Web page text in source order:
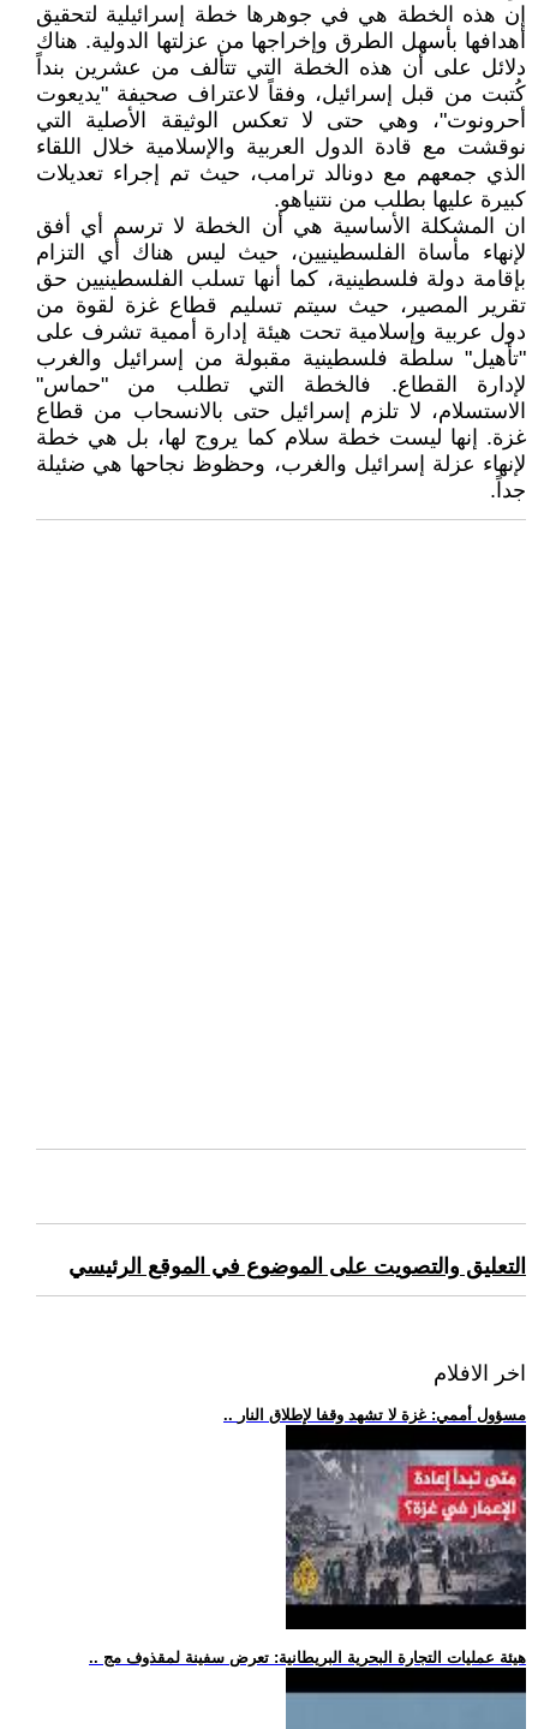
إن هذه الخطة هي في جوهرها خطة إسرائيلية لتحقيق
أهدافها بأسهل الطرق وإخراجها من عزلتها الدولية. هناك
دلائل على أن هذه الخطة التي تتألف من عشرين بنداً
كُتبت من قبل إسرائيل، وفقاً لاعتراف صحيفة "يديعوت
أحرونوت"، وهي حتى لا تعكس الوثيقة الأصلية التي
نوقشت مع قادة الدول العربية والإسلامية خلال اللقاء
الذي جمعهم مع دونالد ترامب، حيث تم إجراء تعديلات
كبيرة عليها بطلب من نتنياهو.
ان المشكلة الأساسية هي أن الخطة لا ترسم أي أفق
لإنهاء مأساة الفلسطينيين، حيث ليس هناك أي التزام
بإقامة دولة فلسطينية، كما أنها تسلب الفلسطينيين حق
تقرير المصير، حيث سيتم تسليم قطاع غزة لقوة من
دول عربية وإسلامية تحت هيئة إدارة أممية تشرف على
"تأهيل" سلطة فلسطينية مقبولة من إسرائيل والغرب
لإدارة القطاع. فالخطة التي تطلب من "حماس"
الاستسلام، لا تلزم إسرائيل حتى بالانسحاب من قطاع
غزة. إنها ليست خطة سلام كما يروج لها، بل هي خطة
لإنهاء عزلة إسرائيل والغرب، وحظوظ نجاحها هي ضئيلة
جداً.
التعليق والتصويت على الموضوع في الموقع الرئيسي
اخر الافلام
.. مسؤول أممي: غزة لا تشهد وقفا لإطلاق النار
.. هيئة عمليات التجارة البحرية البريطانية: تعرض سفينة لمقذوف مج